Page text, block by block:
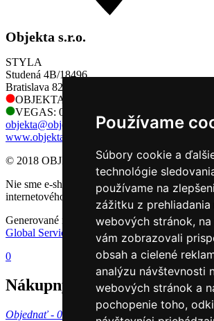
Používame
Súbory cookie a
technológie
používame na
zážitku z prehliadania
webových stránok,
vám zobrazovali
obsah a cielené
analýzu návštevnosti
webových stránok a
pochopenie toho,
Objekta s.r.o.
STYLA
Studená 4B/18496
Bratislava 821 04
OBJEKTA: 0905 730 128
VEGAS: 0905 730 128
objekta@objekta.sk
www.objekta.sk
© 2018 OBJEKTA, s.r.o.
Nie sme e-shop, preto sa na nás nevzťahujú
internetového obchodu.
Generované redakčným CMS systémom
Global Services Slovakia s.r.o.
0
Nákupný košík
Objednať - 0 €